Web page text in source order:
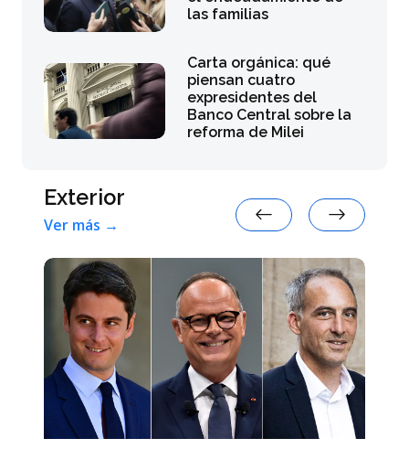
las familias
Carta orgánica: qué
piensan cuatro
expresidentes del
Banco Central sobre la
reforma de Milei
Exterior
Ver más →